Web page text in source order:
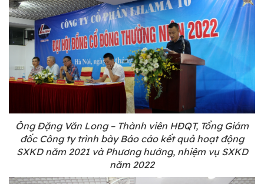
Ông Đặng Văn Long – Thành viên HĐQT, Tổng Giám
đốc Công ty trình bày Báo cáo kết quả hoạt động
SXKD năm 2021 và Phương hướng, nhiệm vụ SXKD
năm 2022